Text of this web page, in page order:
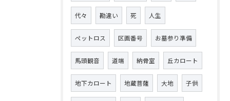
代々 勘違い 死 人生
ペットロス 区画番号 お墓参り準備
馬頭観音 道端 納骨室 丘カロート
地下カロート 地蔵菩薩 大地 子供